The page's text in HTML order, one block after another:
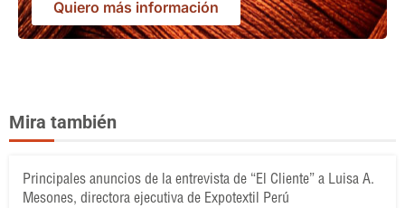
Quiero más información
Mira también
Principales anuncios de la entrevista de “El Cliente” a Luisa A.
Mesones, directora ejecutiva de Expotextil Perú